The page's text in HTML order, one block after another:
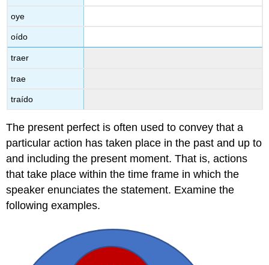
oye
oído
traer
trae
traído
The present perfect is often used to convey that a
particular action has taken place in the past and up to
and including the present moment. That is, actions
that take place within the time frame in which the
speaker enunciates the statement. Examine the
following examples.